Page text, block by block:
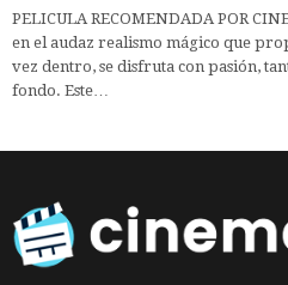
PELICULA RECOMENDADA POR
en el audaz realismo mágico que
vez dentro, se disfruta con pasión,
fondo. Este…